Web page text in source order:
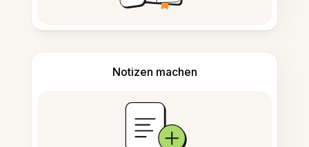
Notizen machen